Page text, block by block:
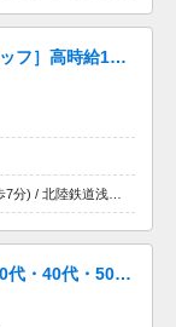
棚卸しなど）
チンスタッフ経験
スタマーセンタ
の方
いる職場をお探し
［リーフレット配布・ご案内巡回スタッフ］高時給1800円｜日払いOK｜土日休み｜未経験OK！|PMK26-9006447/18840 20代・30代活躍中！
【在宅アンケートモニター】 20代・30代・40代・50代の会社員・主婦（夫）活躍中♪Wワーク・扶養内OK！即日勤務が可能です！